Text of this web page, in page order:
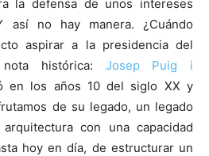
la defensa de unos intereses
así no hay manera. ¿Cuándo
aspirar a la presidencia del
nota histórica: Josep Puig i
en los años 10 del siglo XX y
de su legado, un legado
con una capacidad
hoy en día, de estructurar un